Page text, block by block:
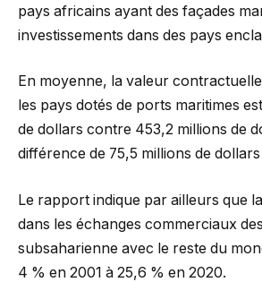
pays africains ayant des façades
investissements dans des pays
En moyenne, la valeur
les pays dotés de ports maritimes
de dollars contre 453,2 millions de
différence de 75,5 millions de
Le rapport indique par ailleurs que
dans les échanges commerciaux
subsaharienne avec le reste du
4 % en 2001 à 25,6 % en 2020.